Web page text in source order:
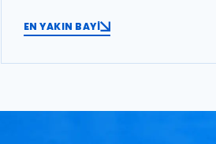
EN YAKIN BAYİ